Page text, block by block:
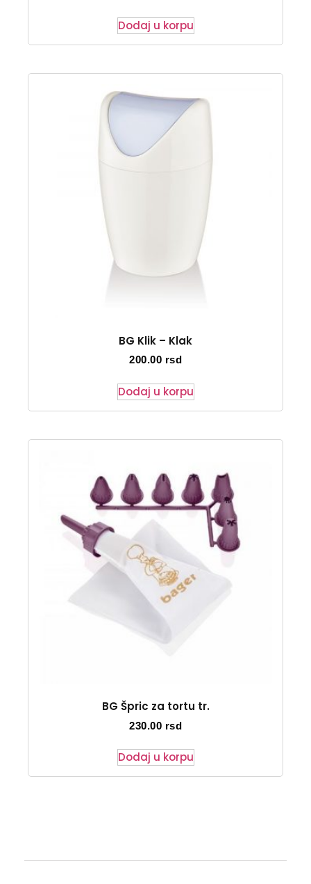
Dodaj u korpu
BG Klik – Klak
200.00 rsd
Dodaj u korpu
BG Špric za tortu tr.
230.00 rsd
Dodaj u korpu